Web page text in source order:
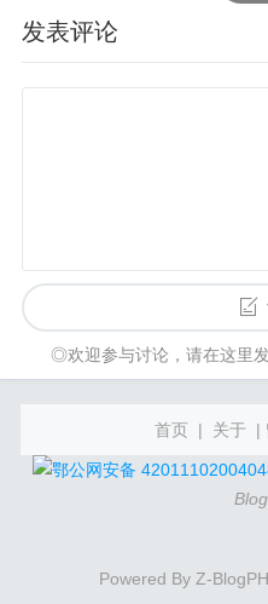
发表评论
◎欢迎参与讨论，请在这里
首页 | 关于 |
鄂公网安备
Powered By Z-